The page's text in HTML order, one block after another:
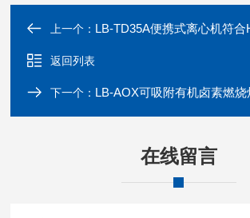
上一个： LB-TD35A便携式离心机符合
返回列表
下一个： LB-AOX可吸附有机卤素燃烧炉AOX的
在线留言